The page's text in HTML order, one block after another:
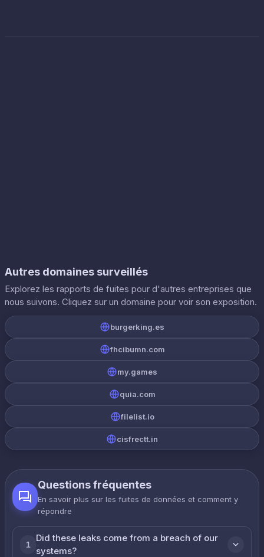
Autres domaines surveillés
Explorez les rapports de fuites pour d'autres entreprises que
nous suivons. Cliquez sur un domaine pour voir son exposition.
burgerking.es
fhcibumn.com
my.games
quia.com
filelist.io
cisfrectt.in
Questions fréquentes
En savoir plus sur les fuites de données et comment y
répondre
1
Did these leaks come from a breach of our
systems?